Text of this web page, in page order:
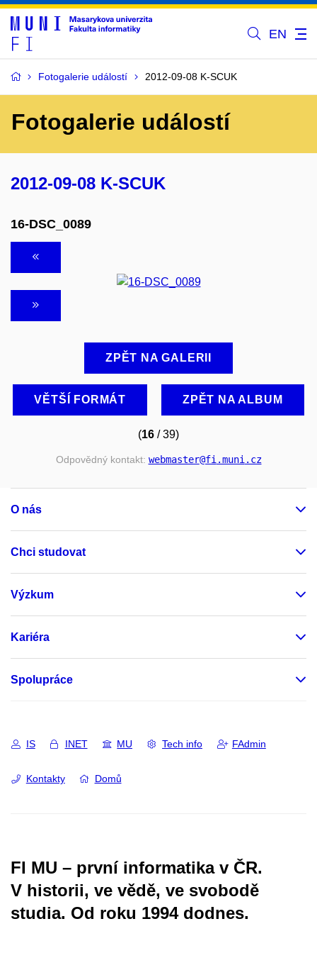
EN
Fotogalerie událostí 2012-09-08 K-SCUK
Fotogalerie událostí
2012-09-08 K-SCUK
16-DSC_0089
ZPĚT NA GALERII
VĚTŠÍ FORMÁT ZPĚT NA ALBUM
(16 / 39)
Odpovědný kontakt: webmaster@fi.muni.cz
O nás
Chci studovat
Výzkum
Kariéra
Spolupráce
IS INET MU Tech info FAdmin
Kontakty Domů
FI MU – první informatika v ČR.
V historii, ve vědě, ve svobodě
studia. Od roku 1994 dodnes.